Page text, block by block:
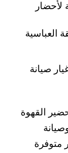
لأحضار
العباسية
قطع غيار صيانة
القهوة
متوفرة